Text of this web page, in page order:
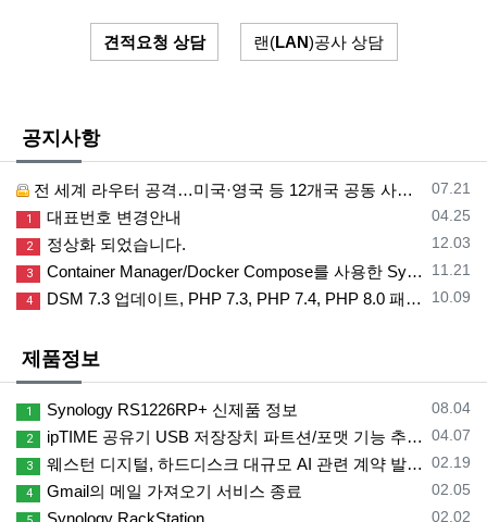
견적요청 상담 랜(LAN)공사 상담
공지사항
등록일
07.21
전 세계 라우터 공격…미국·영국 등 12개국 공동 사이버 보안 경보
등록일
04.25
1 대표번호 변경안내
등록일
12.03
2 정상화 되었습니다.
등록일
11.21
3 Container Manager/Docker Compose를 사용한 Synology 에 Portainer 설치 및 활용
등록일
10.09
4 DSM 7.3 업데이트, PHP 7.3, PHP 7.4, PHP 8.0 패키지는 업데이트 지원하지 않습니다.
제품정보
등록일
08.04
1 Synology RS1226RP+ 신제품 정보
등록일
04.07
2 ipTIME 공유기 USB 저장장치 파트션/포맷 기능 추가 및 BTRFS 포맷방식 지원소식
등록일
02.19
3 웨스턴 디지털, 하드디스크 대규모 AI 관련 계약 발표 향후 가격 급등 예상
등록일
02.05
4 Gmail의 메일 가져오기 서비스 종료
등록일
02.02